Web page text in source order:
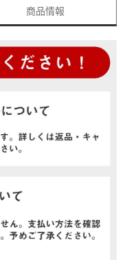
商品情報